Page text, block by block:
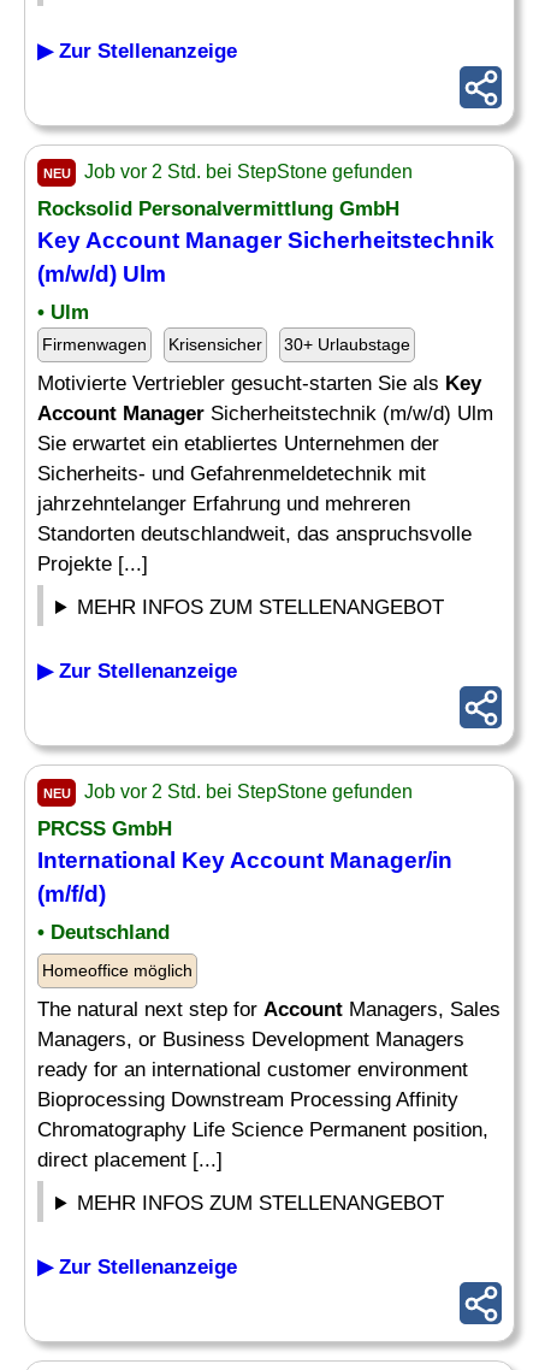
▶ Zur Stellenanzeige
NEU Job vor 2 Std. bei StepStone gefunden
Rocksolid Personalvermittlung GmbH
Key Account ManagerSicherheitstechnik
(m/w/d) Ulm
• Ulm
Firmenwagen Krisensicher 30+ Urlaubstage
Motivierte Vertriebler gesucht-starten Sie als Key
Account Manager Sicherheitstechnik (m/w/d) Ulm
Sie erwartet ein etabliertes Unternehmen der
Sicherheits- und Gefahrenmeldetechnik mit
jahrzehntelanger Erfahrung und mehreren
Standorten deutschlandweit, das anspruchsvolle
Projekte [...]
MEHR INFOS ZUM STELLENANGEBOT
▶ Zur Stellenanzeige
NEU Job vor 2 Std. bei StepStone gefunden
PRCSS GmbH
International Key Account Manager/in
(m/f/d)
• Deutschland
Homeoffice möglich
The natural next step for Account Managers, Sales
Managers, or Business Development Managers
ready for an international customer environment
Bioprocessing Downstream Processing Affinity
Chromatography Life Science Permanent position,
direct placement [...]
MEHR INFOS ZUM STELLENANGEBOT
▶ Zur Stellenanzeige